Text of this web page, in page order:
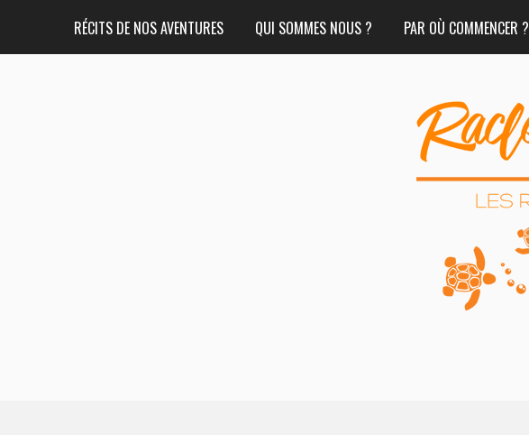
RÉCITS DE NOS AVENTURES QUI SOMMES NOUS ? PAR OÙ COMMENCER ?